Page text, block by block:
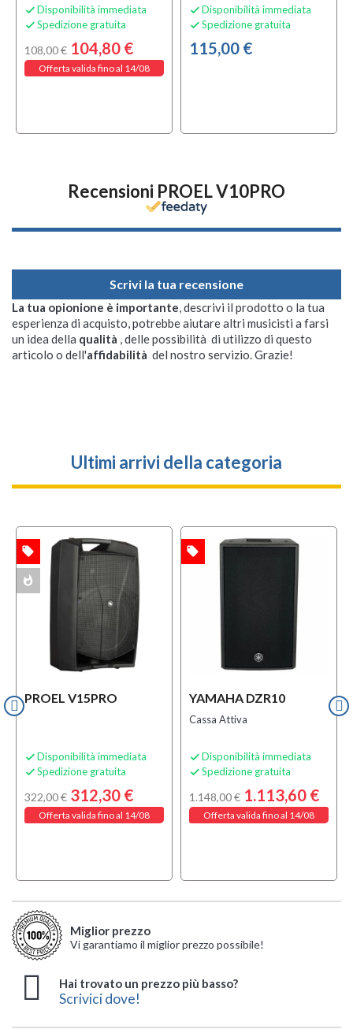
 Disponibilità immediata
 Spedizione gratuita
108,00 € 104,80 €
Offerta valida fino al 14/08
 Disponibilità immediata
 Spedizione gratuita
115,00 €
Recensioni PROEL V10PRO
Scrivi la tua recensione
La tua opionione è importante, descrivi il prodotto o la tua
esperienza di acquisto, potrebbe aiutare altri musicisti a farsi
un idea della qualità , delle possibilità di utilizzo di questo
articolo o dell'affidabilità del nostro servizio. Grazie!
Ultimi arrivi della categoria
PROEL V15PRO
 Disponibilità immediata
 Spedizione gratuita
322,00 € 312,30 €
Offerta valida fino al 14/08
local_offer
whatshot
YAMAHA DZR10
Cassa Attiva
 Disponibilità immediata
 Spedizione gratuita
1.148,00 € 1.113,60 €
Offerta valida fino al 14/08
OFFERTA local_offer
Miglior prezzo
Vi garantiamo il miglior prezzo possibile!
Hai trovato un prezzo più basso?
Scrivici dove!